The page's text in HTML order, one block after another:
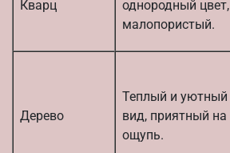
Кварц
однородный цвет,
малопористый.
Дерево
Теплый и уютный
вид, приятный на
ощупь.